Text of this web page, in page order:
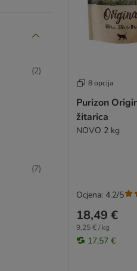
6
(2)
(7)
8 opcija
Purizon
žitarica
NOVO 2 kg
18,49 €
9,25 € / kg
17,57 €
Ocjena: 4.2/5